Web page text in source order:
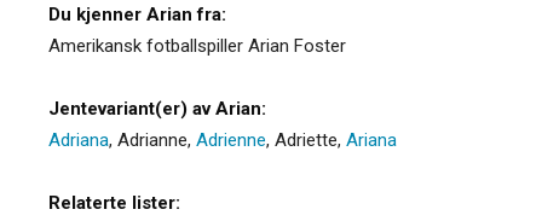
Du kjenner Arian fra:
Amerikansk fotballspiller Arian Foster
Jentevariant(er) av Arian:
Adriana, Adrianne, Adrienne, Adriette, Ariana
Relaterte lister: